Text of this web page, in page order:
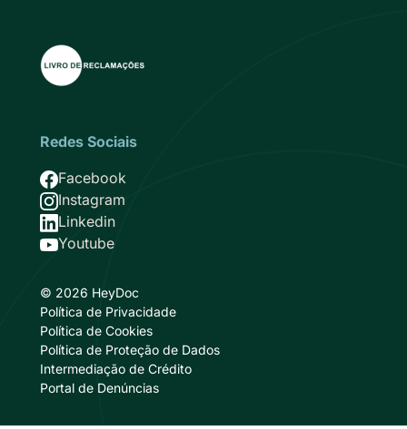
Redes Sociais
Facebook
Imagem
Instagram
Imagem
Linkedin
Imagem
Youtube
Imagem
© 2026 HeyDoc
Política de Privacidade
Política de Cookies
Política de Proteção de Dados
Intermediação de Crédito
Portal de Denúncias